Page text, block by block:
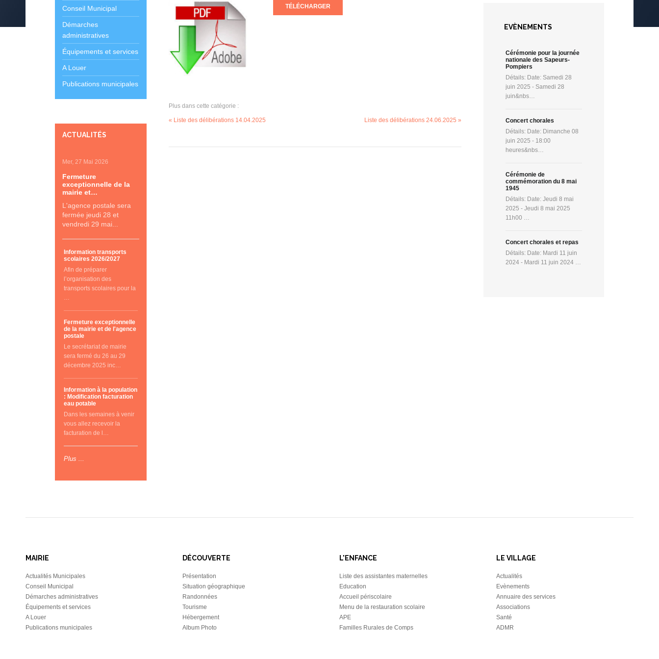
TÉLÉCHARGER
Plus dans cette catégorie :
« Liste des délibérations 14.04.2025 Liste des délibérations 24.06.2025 »
Conseil Municipal
Démarches
administratives
Équipements et services
A Louer
Publications municipales
ACTUALITÉS
Mer, 27 Mai 2026
Fermeture
exceptionnelle de la
mairie et…
L'agence postale sera
fermée jeudi 28 et
vendredi 29 mai...
Information transports
scolaires 2026/2027
Afin de préparer
l’organisation des
transports scolaires pour la
…
Fermeture exceptionnelle
de la mairie et de l'agence
postale
Le secrétariat de mairie
sera fermé du 26 au 29
décembre 2025 inc…
Information à la population
: Modification facturation
eau potable
Dans les semaines à venir
vous allez recevoir la
facturation de l…
Plus ...
EVÈNEMENTS
Cérémonie pour la journée
nationale des Sapeurs-
Pompiers
Détails: Date: Samedi 28
juin 2025 - Samedi 28
juin&nbs…
Concert chorales
Détails: Date: Dimanche 08
juin 2025 - 18:00
heures&nbs…
Cérémonie de
commémoration du 8 mai
1945
Détails: Date: Jeudi 8 mai
2025 - Jeudi 8 mai 2025
11h00 …
Concert chorales et repas
Détails: Date: Mardi 11 juin
2024 - Mardi 11 juin 2024 …
MAIRIE
Actualités Municipales
Conseil Municipal
Démarches administratives
Équipements et services
A Louer
Publications municipales
DÉCOUVERTE
Présentation
Situation géographique
Randonnées
Tourisme
Hébergement
Album Photo
L'ENFANCE
Liste des assistantes maternelles
Education
Accueil périscolaire
Menu de la restauration scolaire
APE
Familles Rurales de Comps
LE VILLAGE
Actualités
Evènements
Annuaire des services
Associations
Santé
ADMR